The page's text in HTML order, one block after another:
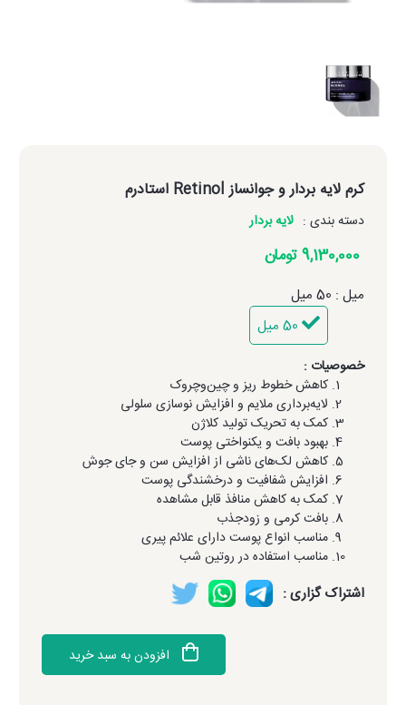
کرم لایه بردار و جوانساز Retinol استادرم
دسته بندی : لایه بردار
9,130,000 تومان
میل : 50 میل
50 میل
خصوصیات :
کاهش خطوط ریز و چین‌وچروک
لایه‌برداری ملایم و افزایش نوسازی سلولی
کمک به تحریک تولید کلاژن
بهبود بافت و یکنواختی پوست
کاهش لک‌های ناشی از افزایش سن و جای جوش
افزایش شفافیت و درخشندگی پوست
کمک به کاهش منافذ قابل مشاهده
بافت کرمی و زودجذب
مناسب انواع پوست دارای علائم پیری
مناسب استفاده در روتین شب
اشتراک گزاری :
افزودن به سبد خرید